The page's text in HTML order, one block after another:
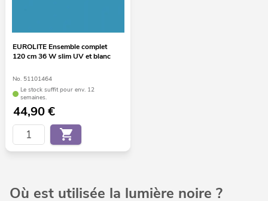
EUROLITE Ensemble complet
120 cm 36 W slim UV et blanc
No. 51101464
Le stock suffit pour env. 12
semaines.
44,90€
Où est utilisée la lumière noire ?